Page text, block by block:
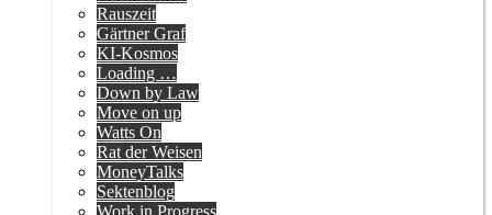
Rauszeit
Gärtner Graf
KI-Kosmos
Loading …
Down by Law
Move on up
Watts On
Rat der Weisen
MoneyTalks
Sektenblog
Work in Progress